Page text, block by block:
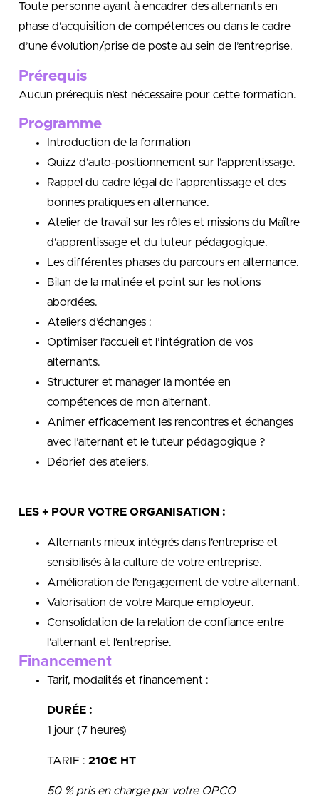
Toute personne ayant à encadrer des alternants en
phase d’acquisition de compétences ou dans le cadre
d’une évolution/prise de poste au sein de l’entreprise.
Prérequis
Aucun prérequis n’est nécessaire pour cette formation.
Programme
Introduction de la formation
Quizz d’auto-positionnement sur l’apprentissage.
Rappel du cadre légal de l’apprentissage et des
bonnes pratiques en alternance.
Atelier de travail sur les rôles et missions du Maître
d’apprentissage et du tuteur pédagogique.
Les différentes phases du parcours en alternance.
Bilan de la matinée et point sur les notions
abordées.
Ateliers d’échanges :
Optimiser l’accueil et l’intégration de vos
alternants.
Structurer et manager la montée en
compétences de mon alternant.
Animer efficacement les rencontres et échanges
avec l’alternant et le tuteur pédagogique ?
Débrief des ateliers.
LES + POUR VOTRE ORGANISATION :
Alternants mieux intégrés dans l’entreprise et
sensibilisés à la culture de votre entreprise.
Amélioration de l’engagement de votre alternant.
Valorisation de votre Marque employeur.
Consolidation de la relation de confiance entre
l’alternant et l’entreprise.
Financement
Tarif, modalités et financement :
DURÉE :
1 jour (7 heures)
TARIF : 210€ HT
50 % pris en charge par votre OPCO